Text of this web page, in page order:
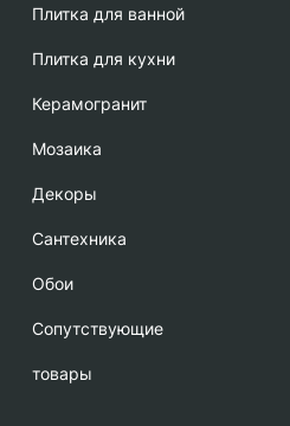
Плитка для ванной
Плитка для кухни
Керамогранит
Мозаика
Декоры
Сантехника
Обои
Сопутствующие
товары